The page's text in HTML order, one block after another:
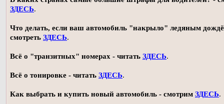
ЗДЕСЬ.
Что делать, если ваш автомобиль "накрыло" ледяным
смотреть ЗДЕСЬ.
Всё о "транзитных" номерах - читать ЗДЕСЬ.
Всё о тонировке - читать ЗДЕСЬ.
Как выбрать и купить новый автомобиль - смотрим ЗДЕСЬ.